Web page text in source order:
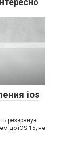
ios
резервную
до iOS 15, не